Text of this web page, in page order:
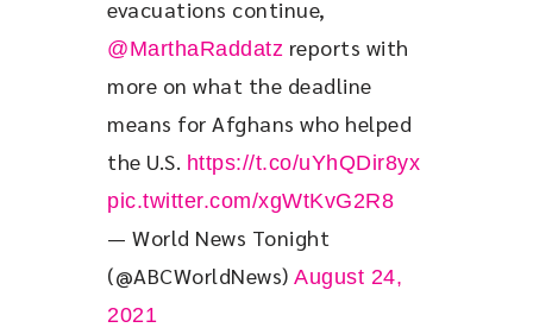
evacuations continue,
@MarthaRaddatz reports with
more on what the deadline
means for Afghans who helped
the U.S. https://t.co/uYhQDir8yx
pic.twitter.com/xgWtKvG2R8
— World News Tonight
(@ABCWorldNews) August 24,
2021